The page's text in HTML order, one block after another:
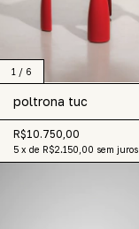
1 / 6
poltrona tuc
R$10.750,00
5 x de R$2.150,00 sem juros